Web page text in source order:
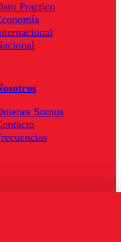
Practico
Somos